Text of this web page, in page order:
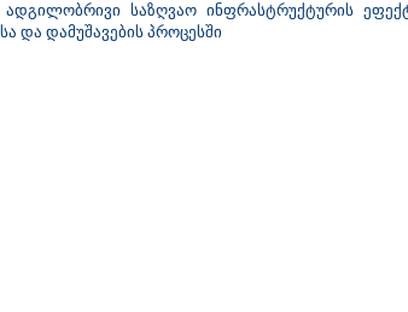
ადგილობრივი საზღვაო ინფრასტრუქტურის
და დამუშავების პროცესში